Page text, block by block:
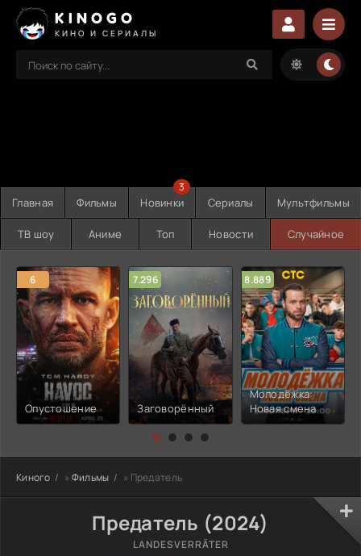
KINOGO
КИНО И СЕРИАЛЫ
Главная Фильмы Новинки
3
Сериалы Мультфильмы
ТВ шоу Аниме Топ Новости Случайное
6
Опустошение
7.296
Заговорённый
8.889
Молодёжка:
Новая смена
Киного » Фильмы » Предатель
Предатель (2024)
LANDESVERRÄTER